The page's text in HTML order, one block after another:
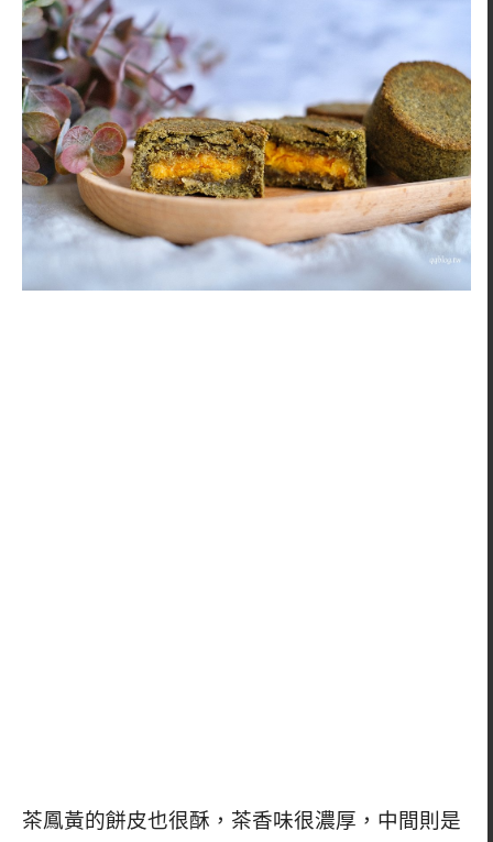
茶鳳黃的餅皮也很酥，茶香味很濃厚，中間則是